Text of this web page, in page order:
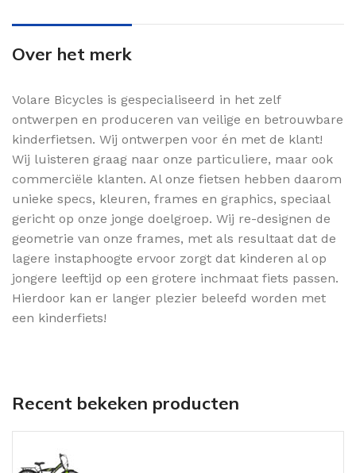
Over het merk
Volare Bicycles is gespecialiseerd in het zelf
ontwerpen en produceren van veilige en betrouwbare
kinderfietsen. Wij ontwerpen voor én met de klant!
Wij luisteren graag naar onze particuliere, maar ook
commerciële klanten. Al onze fietsen hebben daarom
unieke specs, kleuren, frames en graphics, speciaal
gericht op onze jonge doelgroep. Wij re-designen de
geometrie van onze frames, met als resultaat dat de
lagere instaphoogte ervoor zorgt dat kinderen al op
jongere leeftijd op een grotere inchmaat fiets passen.
Hierdoor kan er langer plezier beleefd worden met
een kinderfiets!
Recent bekeken producten